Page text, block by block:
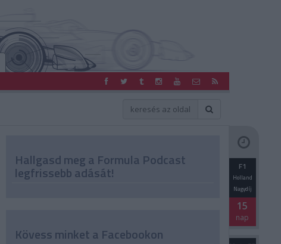
Hallgasd meg a Formula Podcast
legfrissebb adását! F1
Holland
Nagydíj
15
nap
Kövess minket a Facebookon